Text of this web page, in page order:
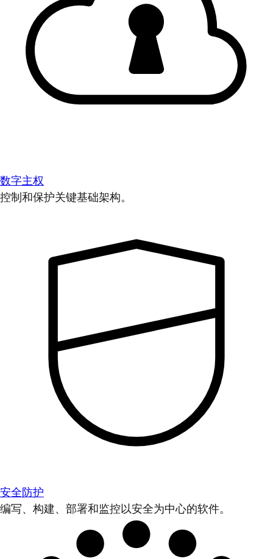
数字主权
控制和保护关键基础架构。
安全防护
编写、构建、部署和监控以安全为中心的软件。